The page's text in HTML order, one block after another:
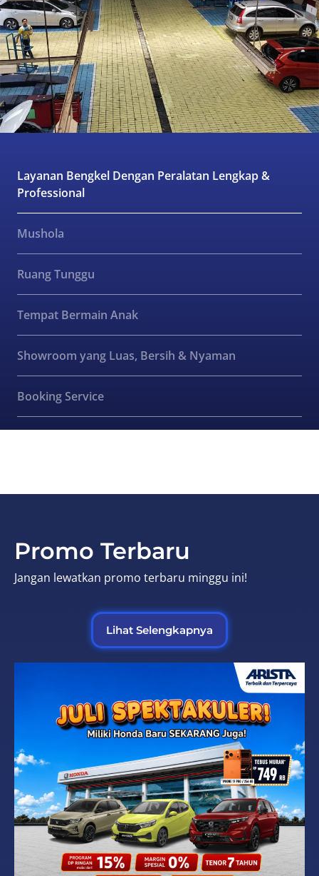
Layanan Bengkel Dengan Peralatan Lengkap &
Professional
Mushola
Ruang Tunggu
Tempat Bermain Anak
Showroom yang Luas, Bersih & Nyaman
Booking Service
Promo Terbaru
Jangan lewatkan promo terbaru minggu ini!
Lihat Selengkapnya